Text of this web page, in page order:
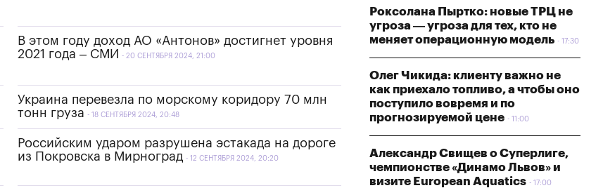
В этом году доход АО «Антонов» достигнет уровня
2021 года – СМИ
20 СЕНТЯБРЯ 2024, 21:00
Украина перевезла по морскому коридору 70 млн
тонн груза
18 СЕНТЯБРЯ 2024, 20:48
Российским ударом разрушена эстакада на дороге
из Покровска в Мирноград
12 СЕНТЯБРЯ 2024, 20:20
Роксолана Пыртко: новые ТРЦ не
угроза — угроза для тех, кто не
меняет операционную модель
17:30
Олег Чикида: клиенту важно не
как приехало топливо, а чтобы оно
поступило вовремя и по
прогнозируемой цене
11:00
Александр Свищев о Суперлиге,
чемпионстве «Динамо Львов» и
визите European Aquatics
17:00